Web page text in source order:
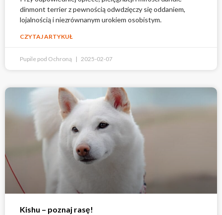
dinmont terrier z pewnością odwdzięczy się oddaniem,
lojalnością i niezrównanym urokiem osobistym.
CZYTAJ ARTYKUŁ
Pupile pod Ochroną 2025-02-07
Kishu – poznaj rasę!